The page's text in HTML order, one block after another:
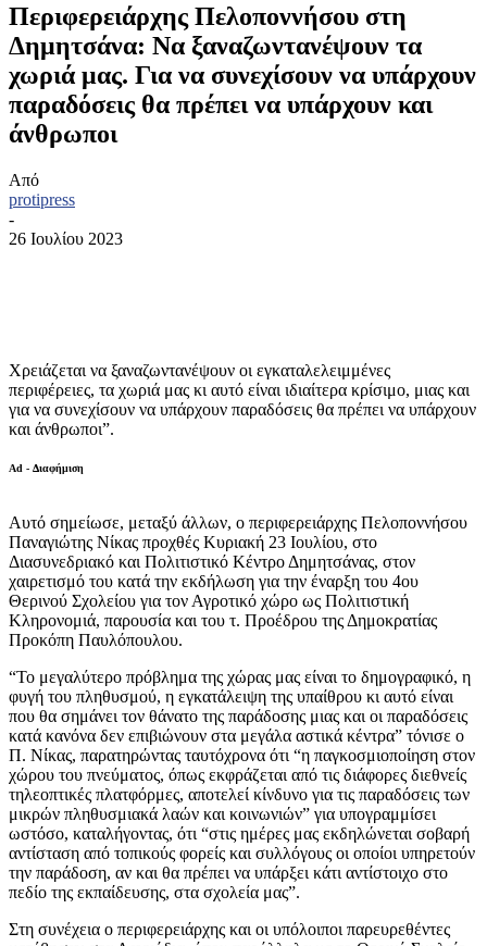
Περιφερειάρχης Πελοποννήσου στη
Δημητσάνα: Να ξαναζωντανέψουν τα
χωριά μας. Για να συνεχίσουν να υπάρχουν
παραδόσεις θα πρέπει να υπάρχουν και
άνθρωποι
Από
protipress
-
26 Ιουλίου 2023
Χρειάζεται να ξαναζωντανέψουν οι εγκαταλελειμμένες
περιφέρειες, τα χωριά μας κι αυτό είναι ιδιαίτερα κρίσιμο, μιας και
για να συνεχίσουν να υπάρχουν παραδόσεις θα πρέπει να υπάρχουν
και άνθρωποι”.
Ad - Διαφήμιση
Αυτό σημείωσε, μεταξύ άλλων, ο περιφερειάρχης Πελοποννήσου
Παναγιώτης Νίκας προχθές Κυριακή 23 Ιουλίου, στο
Διασυνεδριακό και Πολιτιστικό Κέντρο Δημητσάνας, στον
χαιρετισμό του κατά την εκδήλωση για την έναρξη του 4ου
Θερινού Σχολείου για τον Αγροτικό χώρο ως Πολιτιστική
Κληρονομιά, παρουσία και του τ. Προέδρου της Δημοκρατίας
Προκόπη Παυλόπουλου.
“Το μεγαλύτερο πρόβλημα της χώρας μας είναι το δημογραφικό, η
φυγή του πληθυσμού, η εγκατάλειψη της υπαίθρου κι αυτό είναι
που θα σημάνει τον θάνατο της παράδοσης μιας και οι παραδόσεις
κατά κανόνα δεν επιβιώνουν στα μεγάλα αστικά κέντρα” τόνισε ο
Π. Νίκας, παρατηρώντας ταυτόχρονα ότι “η παγκοσμιοποίηση στον
χώρου του πνεύματος, όπως εκφράζεται από τις διάφορες διεθνείς
τηλεοπτικές πλατφόρμες, αποτελεί κίνδυνο για τις παραδόσεις των
μικρών πληθυσμιακά λαών και κοινωνιών” για υπογραμμίσει
ωστόσο, καταλήγοντας, ότι “στις ημέρες μας εκδηλώνεται σοβαρή
αντίσταση από τοπικούς φορείς και συλλόγους οι οποίοι υπηρετούν
την παράδοση, αν και θα πρέπει να υπάρξει κάτι αντίστοιχο στο
πεδίο της εκπαίδευσης, στα σχολεία μας”.
Στη συνέχεια ο περιφερειάρχης και οι υπόλοιποι παρευρεθέντες